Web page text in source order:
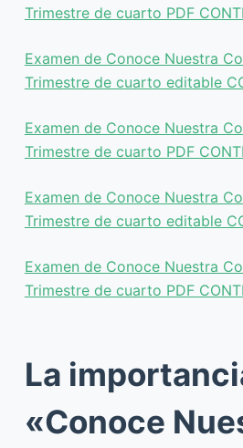
Trimestre de cuarto PDF
Examen de Conoce Nuestra
Trimestre de cuarto editable
Examen de Conoce Nuestra
Trimestre de cuarto PDF
Examen de Conoce Nuestra
Trimestre de cuarto editable
Examen de Conoce Nuestra
Trimestre de cuarto PDF
La
«Conoce